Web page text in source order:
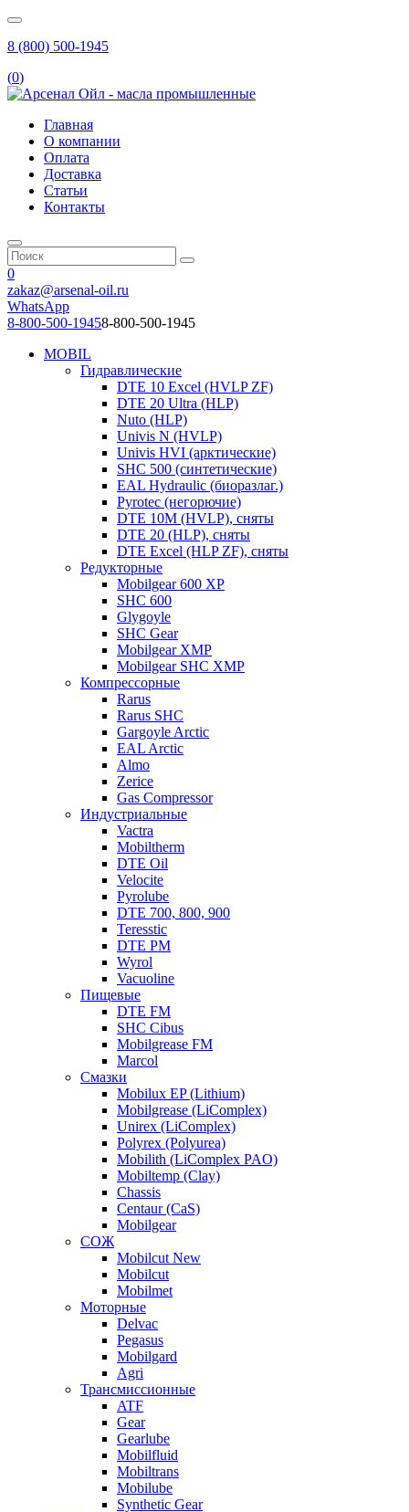
8 (800) 500-1945
(0)
Главная
О компании
Оплата
Доставка
Статьи
Контакты
0
zakaz@arsenal-oil.ru
WhatsApp
8-800-500-19458-800-500-1945
MOBIL
Гидравлические
DTE 10 Excel (HVLP ZF)
DTE 20 Ultra (HLP)
Nuto (HLP)
Univis N (HVLP)
Univis HVI (арктические)
SHC 500 (синтетические)
EAL Hydraulic (биоразлаг.)
Pyrotec (негорючие)
DTE 10M (HVLP), сняты
DTE 20 (HLP), сняты
DTE Excel (HLP ZF), сняты
Редукторные
Mobilgear 600 XP
SHC 600
Glygoyle
SHC Gear
Mobilgear XMP
Mobilgear SHC XMP
Компрессорные
Rarus
Rarus SHC
Gargoyle Arctic
EAL Arctic
Almo
Zerice
Gas Compressor
Индустриальные
Vactra
Mobiltherm
DTE Oil
Velocite
Pyrolube
DTE 700, 800, 900
Teresstic
DTE PM
Wyrol
Vacuoline
Пищевые
DTE FM
SHC Cibus
Mobilgrease FM
Marcol
Смазки
Mobilux EP (Lithium)
Mobilgrease (LiComplex)
Unirex (LiComplex)
Polyrex (Polyurea)
Mobilith (LiComplex PAO)
Mobiltemp (Clay)
Chassis
Centaur (CaS)
Mobilgear
СОЖ
Mobilcut New
Mobilcut
Mobilmet
Моторные
Delvac
Pegasus
Mobilgard
Agri
Трансмиссионные
ATF
Gear
Gearlube
Mobilfluid
Mobiltrans
Mobilube
Synthetic Gear